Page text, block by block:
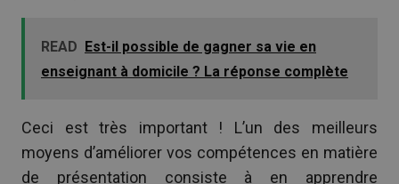
READ Est-il possible de gagner sa vie en
enseignant à domicile ? La réponse complète
Ceci est très important ! L’un des meilleurs
moyens d’améliorer vos compétences en matière
de présentation consiste à en apprendre